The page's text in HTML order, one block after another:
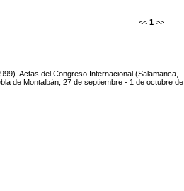
<< 1 >>
Actas del Congreso Internacional (Salamanca,
de Montalbán, 27 de septiembre - 1 de octubre de